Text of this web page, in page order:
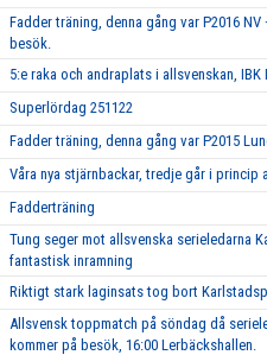
Fadder träning, denna gång var P2016 NV
besök.
5:e raka och andraplats i allsvenskan, IBK
Superlördag 251122
Fadder träning, denna gång var P2015
Våra nya stjärnbackar, tredje går i princip
Fadderträning
Tung seger mot allsvenska serieledarna
fantastisk inramning
Riktigt stark laginsats tog bort
Allsvensk toppmatch på söndag då
kommer på besök, 16:00 Lerbäckshallen.